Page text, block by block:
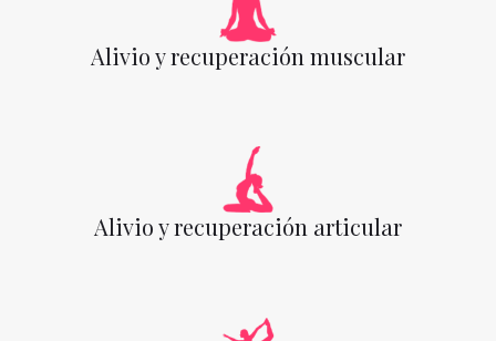
Alivio y recuperación muscular
Alivio y recuperación articular